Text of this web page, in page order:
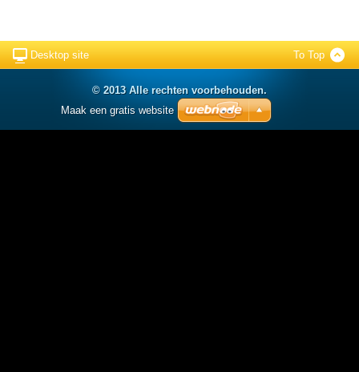
Desktop site To Top
© 2013 Alle rechten voorbehouden.
Maak een gratis website